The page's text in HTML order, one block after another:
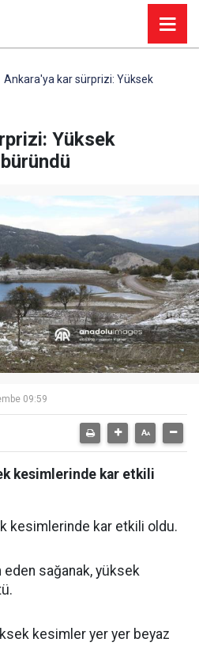
Ankara'ya kar sürprizi: Yüksek
Yüksek
09:59
kesimlerinde kar etkili
kesimlerinde kar etkili oldu.
eden sağanak, yüksek
kesimler yer yer beyaz